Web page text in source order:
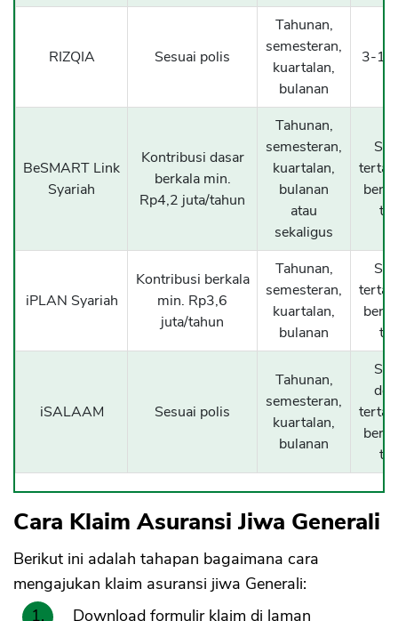
RIZQIA Sesuai polis
Tahunan,
semesteran,
kuartalan,
bulanan
3-10
BeSMART Link
Syariah
Kontribusi dasar
berkala min.
Rp4,2 juta/tahun
Tahunan,
semesteran,
kuartalan,
bulanan
atau
sekaligus
iPLAN Syariah
Kontribusi berkala
min. Rp3,6
juta/tahun
Tahunan,
semesteran,
kuartalan,
bulanan
iSALAAM Sesuai polis
Tahunan,
semesteran,
kuartalan,
bulanan
Cara Klaim Asuransi Jiwa Generali
Berikut ini adalah tahapan bagaimana cara
mengajukan klaim asuransi jiwa Generali:
Download formulir klaim di laman